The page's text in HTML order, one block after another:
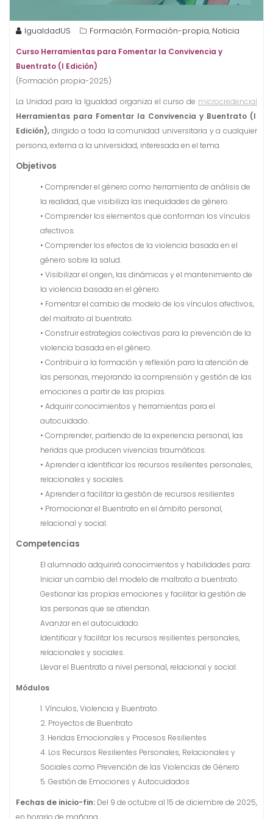
IgualdadUS Formación, Formación-propia, Noticia
Curso Herramientas para Fomentar la Convivencia y
Buentrato (I Edición)
(Formación propia-2025)
La Unidad para la Igualdad organiza el curso de microcredencial
Herramientas para Fomentar la Convivencia y Buentrato (I
Edición), dirigido a toda la comunidad universitaria y a cualquier
persona, externa a la universidad, interesada en el tema.
Objetivos
• Comprender el género como herramienta de análisis de
la realidad, que visibiliza las inequidades de género.
• Comprender los elementos que conforman los vínculos
afectivos.
• Comprender los efectos de la violencia basada en el
género sobre la salud.
• Visibilizar el origen, las dinámicas y el mantenimiento de
la violencia basada en el género.
• Fomentar el cambio de modelo de los vínculos afectivos,
del maltrato al buentrato.
• Construir estrategias colectivas para la prevención de la
violencia basada en el género.
• Contribuir a la formación y reflexión para la atención de
las personas, mejorando la comprensión y gestión de las
emociones a partir de las propias.
• Adquirir conocimientos y herramientas para el
autocuidado.
• Comprender, partiendo de la experiencia personal, las
heridas que producen vivencias traumáticas.
• Aprender a identificar los recursos resilientes personales,
relacionales y sociales.
• Aprender a facilitar la gestión de recursos resilientes
• Promocionar el Buentrato en el ámbito personal,
relacional y social.
Competencias
El alumnado adquirirá conocimientos y habilidades para:
Iniciar un cambio del modelo de maltrato a buentrato.
Gestionar las propias emociones y facilitar la gestión de
las personas que se atiendan.
Avanzar en el autocuidado.
Identificar y facilitar los recursos resilientes personales,
relacionales y sociales.
Llevar el Buentrato a nivel personal, relacional y social.
Módulos
1. Vínculos, Violencia y Buentrato.
2. Proyectos de Buentrato
3. Heridas Emocionales y Procesos Resilientes
4. Los Recursos Resilientes Personales, Relacionales y
Sociales como Prevención de las Violencias de Género
5. Gestión de Emociones y Autocuidados
Fechas de inicio-fin: Del 9 de octubre al 15 de diciembre de 2025,
en horario de mañana.